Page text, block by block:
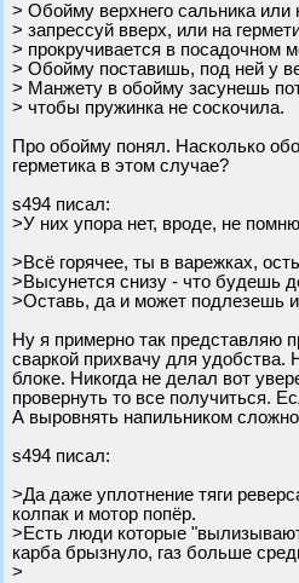
> Обойму верхнего сальника
> запрессуй вверх, или на
> прокручивается в посадочном
> Обойму поставишь, под ней у
> Манжету в обойму засунешь
> чтобы пружинка не соскочила.
Про обойму понял. Насколько
герметика в этом случае?
s494 писал:
>У них упора нет, вроде, не
>Всё горячее, ты в варежках,
>Высунется снизу - что будешь
>Оставь, да и может подлезешь
Ну я примерно так представляю
сваркой прихвачу для удобства.
блоке. Никогда не делал вот
провернуть то все получиться.
А выровнять напильником
s494 писал:
>Да даже уплотнение тяги
колпак и мотор попёр.
>Есть люди которые
карба брызнуло, газ больше
>